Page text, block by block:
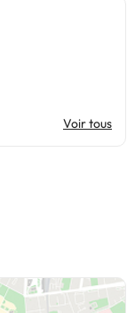
Voir tous